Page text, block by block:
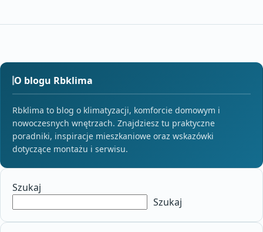
O blogu Rbklima
Rbklima to blog o klimatyzacji, komforcie domowym i
nowoczesnych wnętrzach. Znajdziesz tu praktyczne
poradniki, inspiracje mieszkaniowe oraz wskazówki
dotyczące montażu i serwisu.
Szukaj
Szukaj